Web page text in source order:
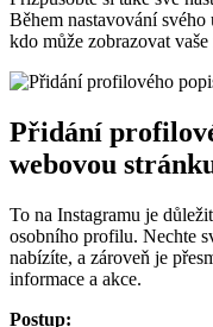
Během nastavování
kdo může zobrazovat
Přidání
webovou
To na Instagramu je
osobního profilu. Nechte
nabízíte, a zároveň je
informace a akce.
Postup: